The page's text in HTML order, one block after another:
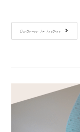
Continuer La Lecture